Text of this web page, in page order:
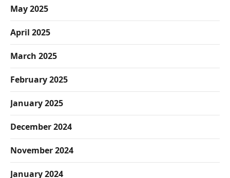
May 2025
April 2025
March 2025
February 2025
January 2025
December 2024
November 2024
January 2024